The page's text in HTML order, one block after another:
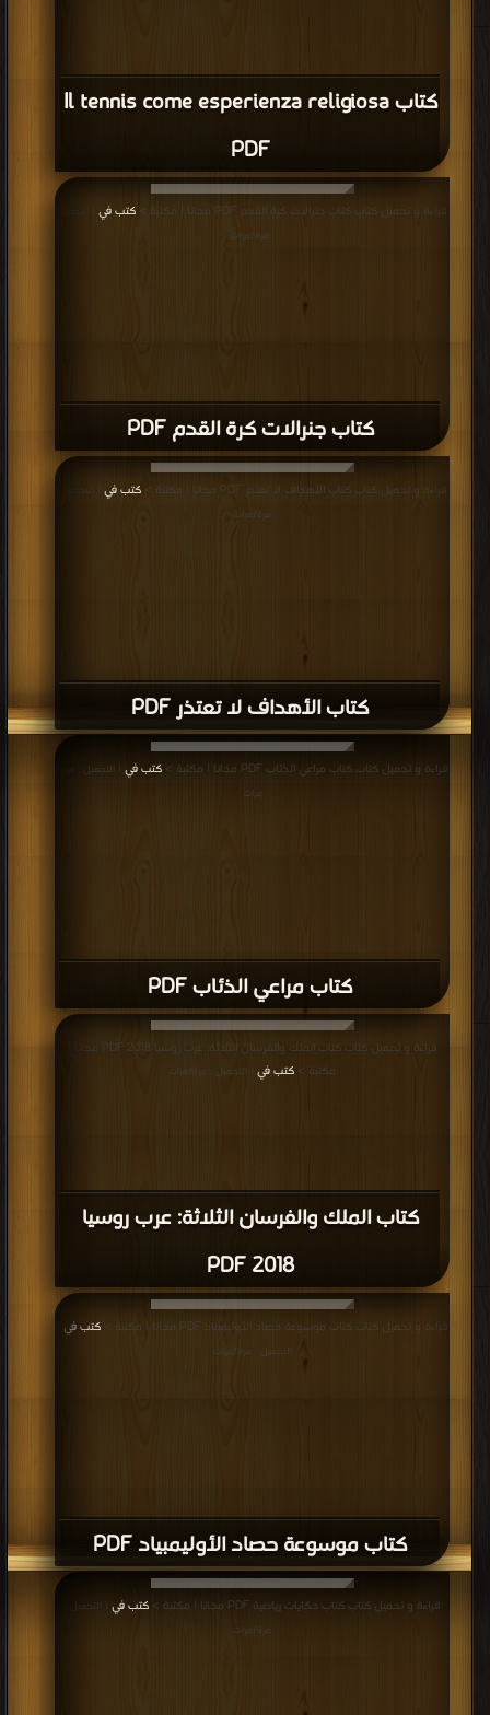
كتاب Il tennis come esperienza religiosa
PDF
كتاب جنرالات كرة القدم PDF
قراءة و تحميل كتاب كتاب جنرالات كرة القدم PDF مجانا | مكتبة > كتب في
: مرة/مرات
كتاب الأهداف لا تعتذر PDF
قراءة و تحميل كتاب كتاب الأهداف لا تعتذر PDF مجانا | مكتبة > كتب في
| التحميل :
مرة/مرات
كتاب مراعي الذئاب PDF
قراءة و تحميل كتاب كتاب مراعي الذئاب PDF مجانا | مكتبة > كتب في | التحميل : مرة/
مرات
كتاب الملك والفرسان الثلاثة: عرب روسيا
2018 PDF
قراءة و تحميل كتاب كتاب الملك والفرسان الثلاثة: عرب روسيا 2018 PDF مجانا |
مكتبة > كتب في | التحميل : مرة/مرات
كتاب موسوعة حصاد الأوليمبياد PDF
قراءة و تحميل كتاب كتاب موسوعة حصاد الأوليمبياد PDF مجانا | مكتبة > كتب في
التحميل : مرة/مرات
قراءة و تحميل كتاب كتاب حكايات رياضية PDF مجانا | مكتبة > كتب في
| التحميل :
مرة/مرات